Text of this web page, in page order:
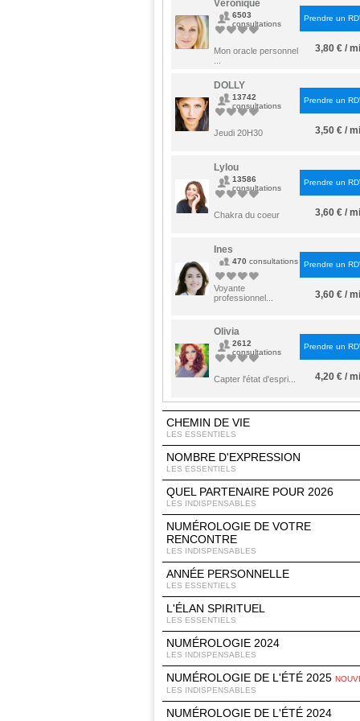
Véronique
6503
consultations
Mon oracle personnel
Prendre un
3,80 € /
DOLLY
13742
consultations
Jeudi 20H30
Prendre un
3,50 € /
Lylou
13586
consultations
Chakra du coeur
Prendre un
3,60 € /
Ines
470 consultations
Voyante
professionnel...
Prendre un
3,60 € /
Olivia
2612
consultations
Capter l'état d'espri...
Prendre un
4,20 € /
CHEMIN DE VIE
LES ESSENTIELS
NOMBRE D'EXPRESSION
LES ESSENTIELS
QUEL PARTENAIRE POUR 2026
LES INDISPENSABLES
NUMÉROLOGIE DE VOTRE
RENCONTRE
LES INDISPENSABLES
ANNÉE PERSONNELLE
LES ESSENTIELS
L'ÉLAN SPIRITUEL
LES ESSENTIELS
NUMÉROLOGIE 2024
LES INDISPENSABLES
NUMÉROLOGIE DE L'ÉTÉ 2025
LES INDISPENSABLES
NUMÉROLOGIE DE L'ÉTÉ 2024